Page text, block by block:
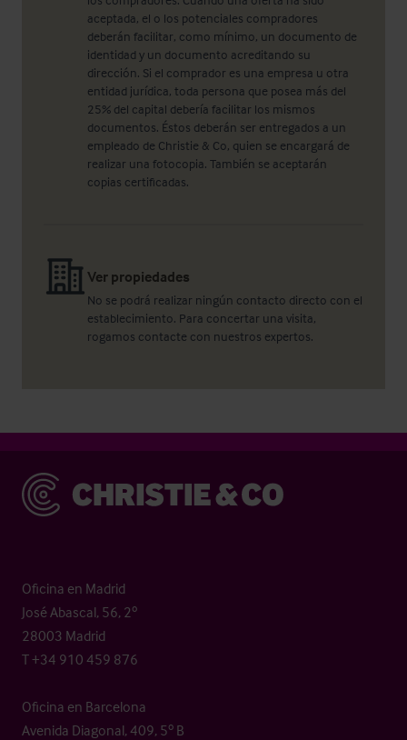
aceptada, el o los potenciales compradores
deberán facilitar, como mínimo, un documento de
identidad y un documento acreditando su
dirección. Si el comprador es una empresa u otra
entidad jurídica, toda persona que posea más del
25% del capital debería facilitar los mismos
documentos. Éstos deberán ser entregados a un
empleado de Christie & Co, quien se encargará de
realizar una fotocopia. También se aceptarán
copias certificadas.
Ver propiedades
No se podrá realizar ningún contacto directo con el
establecimiento. Para concertar una visita,
rogamos contacte con nuestros expertos.
Christie & Co
Oficina en Madrid
José Abascal, 56, 2º
28003 Madrid
T +34 910 459 876
Oficina en Barcelona
Avenida Diagonal, 409, 5º B